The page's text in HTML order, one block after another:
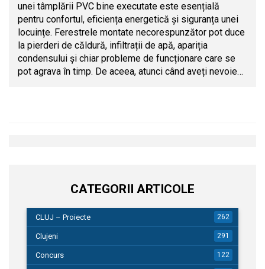
unei tâmplării PVC bine executate este esențială
pentru confortul, eficiența energetică și siguranța unei
locuințe. Ferestrele montate necorespunzător pot duce
la pierderi de căldură, infiltrații de apă, apariția
condensului și chiar probleme de funcționare care se
pot agrava în timp. De aceea, atunci când aveți nevoie…
CATEGORII ARTICOLE
CLUJ – Proiecte 262
Clujeni 291
Concurs 122